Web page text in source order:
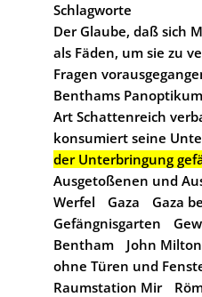
Schlagworte
Der Glaube, daß sich
als Fäden, um sie zu
Fragen
Benthams Panoptikum
Art Schattenreich
konsumiert seine
der Unterbringung
Ausgetoßenen und
Werfel
Gaza Gaza
Gefängnisgarten
Bentham
John Milton
ohne Türen und
Raumstation Mir